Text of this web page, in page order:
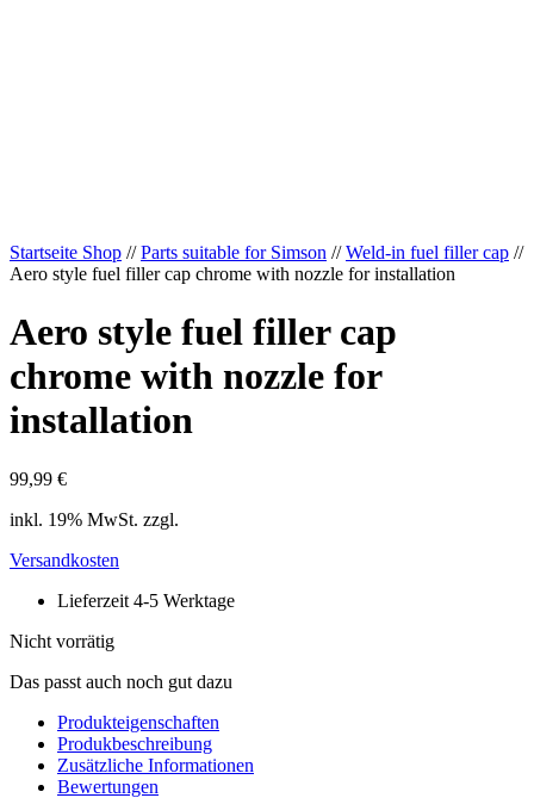
Startseite Shop //Parts suitable for Simson //Weld-in fuel filler cap //
Aero style fuel filler cap chrome with nozzle for installation
Aero style fuel filler cap
chrome with nozzle for
installation
99,99 €
inkl. 19% MwSt. zzgl.
Versandkosten
Lieferzeit 4-5 Werktage
Nicht vorrätig
Das passt auch noch gut dazu
Produkteigenschaften
Produkbeschreibung
Zusätzliche Informationen
Bewertungen